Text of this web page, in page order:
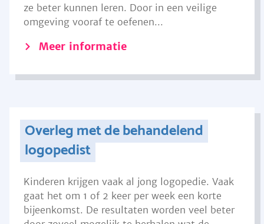
ze beter kunnen leren. Door in een veilige
omgeving vooraf te oefenen...
Meer informatie
Overleg met de behandelend
logopedist
Kinderen krijgen vaak al jong logopedie. Vaak
gaat het om 1 of 2 keer per week een korte
bijeenkomst. De resultaten worden veel beter